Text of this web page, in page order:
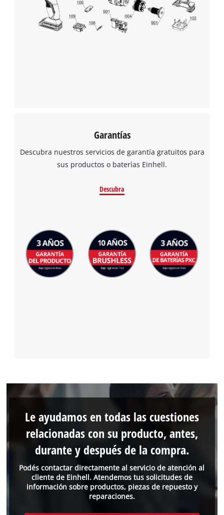
¡Necesitamos su consentimiento para
cargar el servicio Google Maps!
This content is not permitted to load due
to trackers that are not disclosed to the
the site with their CMP to add this content
Management Platform
Garantías
Descubra nuestros servicios de garantía gratuitos para
sus productos o baterías Einhell.
Descubra
Podés contactar directamente al servicio de atención al
cliente de Einhell. Atendemos tus solicitudes de
información sobre productos, piezas de repuesto y
reparaciones.
Le ayudamos en todas las cuestiones
relacionadas con su producto, antes,
durante y después de la compra.